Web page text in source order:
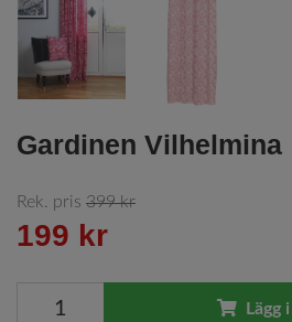
Gardinen Vilhelmina
Rek. pris 399 kr
199 kr
Lägg